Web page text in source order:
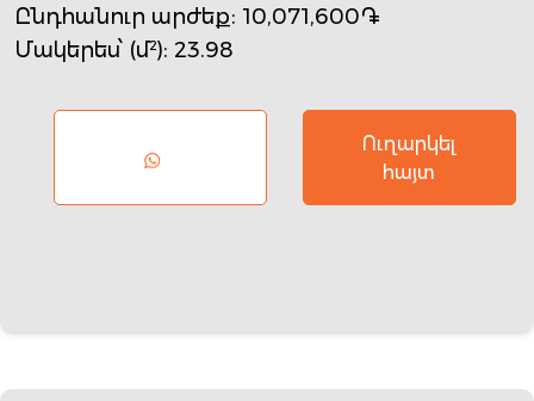
Ընդհանուր արժեք: 10,071,600֏
Մակերես՝ (մ²): 23.98
Ուղարկել
հայտ